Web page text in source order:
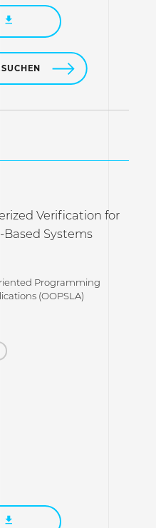
Verification for
Systems
Programming
(OOPSLA)